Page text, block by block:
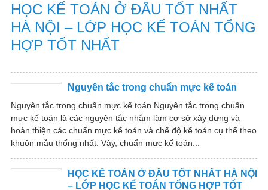
HỌC KẾ TOÁN Ở ĐÂU TỐT NHẤT
HÀ NỘI – LỚP HỌC KẾ TOÁN TỔNG
HỢP TỐT NHẤT
Nguyên tắc trong chuẩn mực kế toán
Nguyên tắc trong chuẩn mực kế toán Nguyên tắc trong chuẩn
mực kế toán là các nguyên tắc nhằm làm cơ sở xây dựng và
hoàn thiện các chuẩn mực kế toán và chế độ kế toán cụ thể theo
khuôn mẫu thống nhất. Vậy, chuẩn mực kế toán...
HỌC KẾ TOÁN Ở ĐÂU TỐT NHẤT HÀ NỘI
– LỚP HỌC KẾ TOÁN TỔNG HỢP TỐT